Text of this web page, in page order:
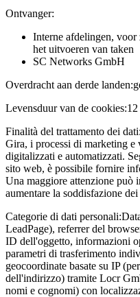
Ontvanger:
Interne afdelingen,
het uitvoeren van taken
SC Networks GmbH
Overdracht aan derde landen:
Levensduur van de cookies:12
Finalità del trattamento dei dati:
Gira, i processi di marketing e
digitalizzati e automatizzati.
sito web, è possibile fornire
Una maggiore attenzione può
aumentare la soddisfazione
Categorie di dati personali:
LeadPage), referrer del
ID dell'oggetto, informazioni
parametri di trasferimento
geocoordinate basate su IP
dell'indirizzo) tramite Locr
nomi e cognomi) con